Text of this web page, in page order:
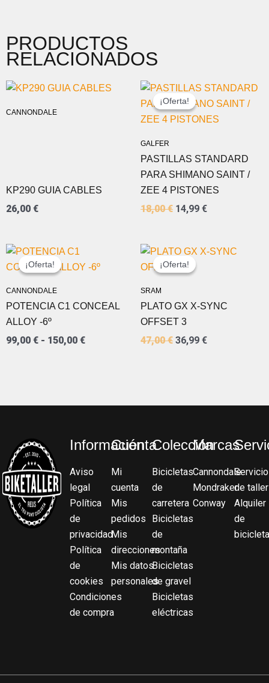
PRODUCTOS
RELACIONADOS
CANNONDALE
KP290 GUIA CABLES
26,00 €
¡Oferta!
GALFER
¡Oferta!
PASTILLAS STANDARD
PARA SHIMANO SAINT /
ZEE 4 PISTONES
18,00€
EL
PRECIO
ORIGINAL
ERA:
14,99 €
EL
PRECIO
ACTUAL
ES:
¡Oferta!
CANNONDALE
¡Oferta!
POTENCIA C1 CONCEAL
ALLOY -6º
99,00 € - 150,00 €
DE
PRECIOS:
HASTA
¡Oferta!
SRAM
¡Oferta!
PLATO GX X-SYNC
OFFSET 3
47,00€
EL
PRECIO
ORIGINAL
36,99 €
EL
Información
Aviso
legal
Política
de
privacidad
Política
de
cookies
Condiciones
de compra
Cuenta
Mi
cuenta
Mis
pedidos
Mis
direcciones
Mis datos
personales
Colección
Bicicletas
de
carretera
Bicicletas
de
montaña
Bicicletas
de gravel
Bicicletas
eléctricas
Marcas
Cannondale
Mondraker
Conway
Servicio
de taller
Alquiler
de